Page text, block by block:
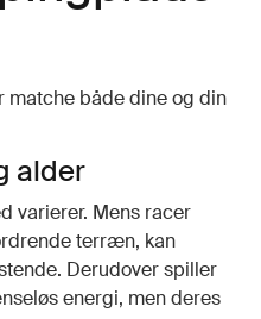
matche både dine og din
alder
varierer. Mens racer
terræn, kan
Derudover spiller
energi, men deres